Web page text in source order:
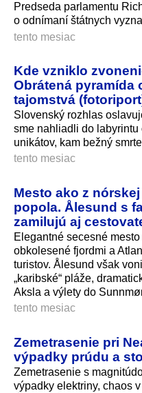
Predseda parlamentu
o odnímaní štátnych
tento mesiac
Kde vzniklo
Obrátená pyramída
tajomstvá
Slovenský rozhlas
sme nahliadli do
unikátov, kam bežný
tento mesiac
Mesto ako z
popola. Ålesund s
zamilujú aj
Elegantné secesné
obkolesené fjordmi a
turistov. Ålesund však
„karibské“ pláže,
Aksla a výlety do
tento mesiac
Zemetrasenie pri
výpadky prúdu a
Zemetrasenie s
výpadky elektriny, chaos